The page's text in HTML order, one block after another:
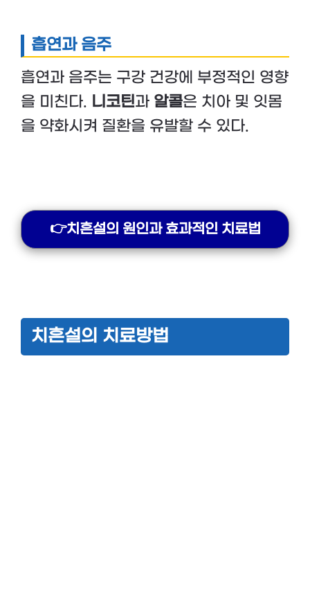
흡연과 음주
흡연과 음주는 구강 건강에 부정적인 영향
을 미친다. 니코틴과 알콜은 치아 및 잇몸
을 약화시켜 질환을 유발할 수 있다.
👉치흔설의 원인과 효과적인 치료법
치흔설의 치료방법